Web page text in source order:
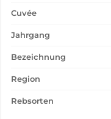
Cuvée
Jahrgang
Bezeichnung
Region
Rebsorten